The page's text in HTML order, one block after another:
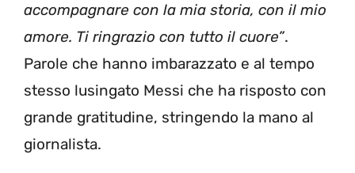
accompagnare con la mia storia, con il mio
amore. Ti ringrazio con tutto il cuore”.
Parole che hanno imbarazzato e al tempo
stesso lusingato Messi che ha risposto con
grande gratitudine, stringendo la mano al
giornalista.